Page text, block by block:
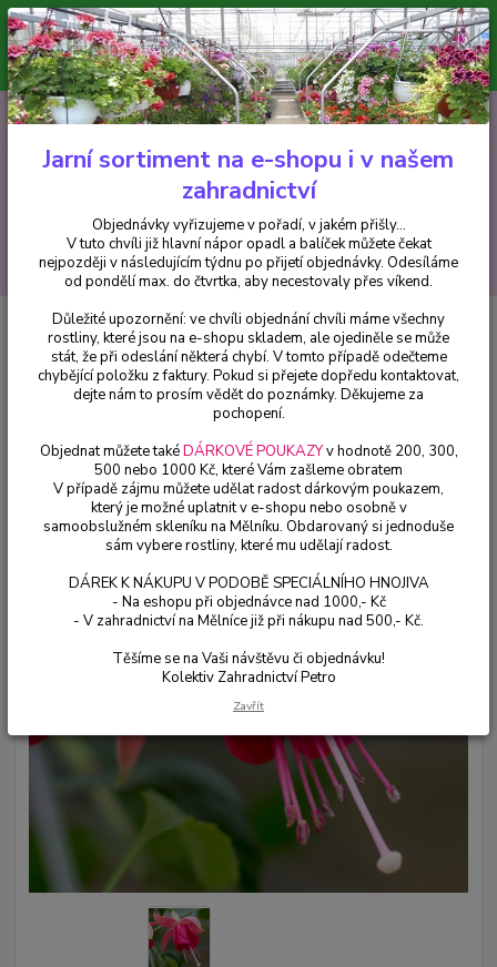
Minimální hodnota pro odeslání z e-shopu je 300 Kč.
V tuto chvíli již hlavní nápor objednávek opadl a balíček můžete čekat
nejpozději v následujícím týdnu po přijetí objednávky. Objednávky
vyřizujeme v pořadí, v jakém přišly...
CZK
Hledat
+420 602 223 614 0ks
za0 Kč
Fuchsie Formosissima (Fuchsie) - cena za kus v 3-kusovém balení
Formosissima (Fuchsie) - cena za
kus v 3-kusovém balení
Jarní sortiment na e-shopu i v našem
zahradnictví
Objednávky vyřizujeme v pořadí, v jakém přišly...
V tuto chvíli již hlavní nápor opadl a balíček můžete čekat
nejpozději v následujícím týdnu po přijetí objednávky. Odesíláme
od pondělí max. do čtvrtka, aby necestovaly přes víkend.
Důležité upozornění: ve chvíli objednání chvíli máme všechny
rostliny, které jsou na e-shopu skladem, ale ojediněle se může
stát, že při odeslání některá chybí. V tomto případě odečteme
chybějící položku z faktury. Pokud si přejete dopředu kontaktovat,
dejte nám to prosím vědět do poznámky. Děkujeme za
pochopení.
Objednat můžete takéDÁRKOVÉ POUKAZYv hodnotě 200, 300,
500 nebo 1000 Kč, které Vám zašleme obratem
V případě zájmu můžete udělat radost dárkovým poukazem,
který je možné uplatnit v e-shopu nebo osobně v
samoobslužném skleníku na Mělníku. Obdarovaný si jednoduše
sám vybere rostliny, které mu udělají radost.
DÁREK K NÁKUPU V PODOBĚ SPECIÁLNÍHO HNOJIVA
- Na eshopu při objednávce nad 1000,- Kč
- V zahradnictví na Mělníce již při nákupu nad 500,- Kč.
Těšíme se na Vaši návštěvu či objednávku!
Kolektiv Zahradnictví Petro
Zavřít